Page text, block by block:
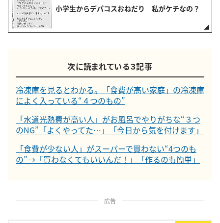
小学生からデパコスおねだり 私がケチなの？
次に読まれている３記事
冷凍庫を見るとわかる。「食費が高い家庭」の冷凍庫
によく入っている“４つのもの”
「水道光熱費が高い人」がお風呂でやりがちな“３つ
のNG”「よくやってた…」「今日から気を付けます」
「食費が少ない人」がスーパーで買わない“4つのも
の”→「買わなくてもいいんだ！」「作るのも簡単」
広告